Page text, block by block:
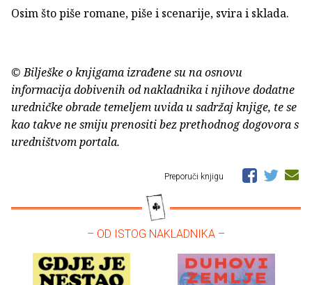
Osim što piše romane, piše i scenarije, svira i sklada.
© Bilješke o knjigama izrađene su na osnovu
informacija dobivenih od nakladnika i njihove dodatne
uredničke obrade temeljem uvida u sadržaj knjige, te se
kao takve ne smiju prenositi bez prethodnog dogovora s
uredništvom portala.
Preporuči knjigu
– OD ISTOG NAKLADNIKA –